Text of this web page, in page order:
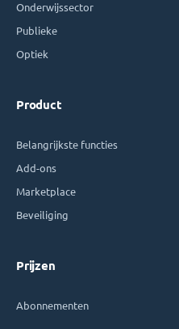
Onderwijssector
Publieke
Optiek
Product
Belangrijkste functies
Add-ons
Marketplace
Beveiliging
Prijzen
Abonnementen